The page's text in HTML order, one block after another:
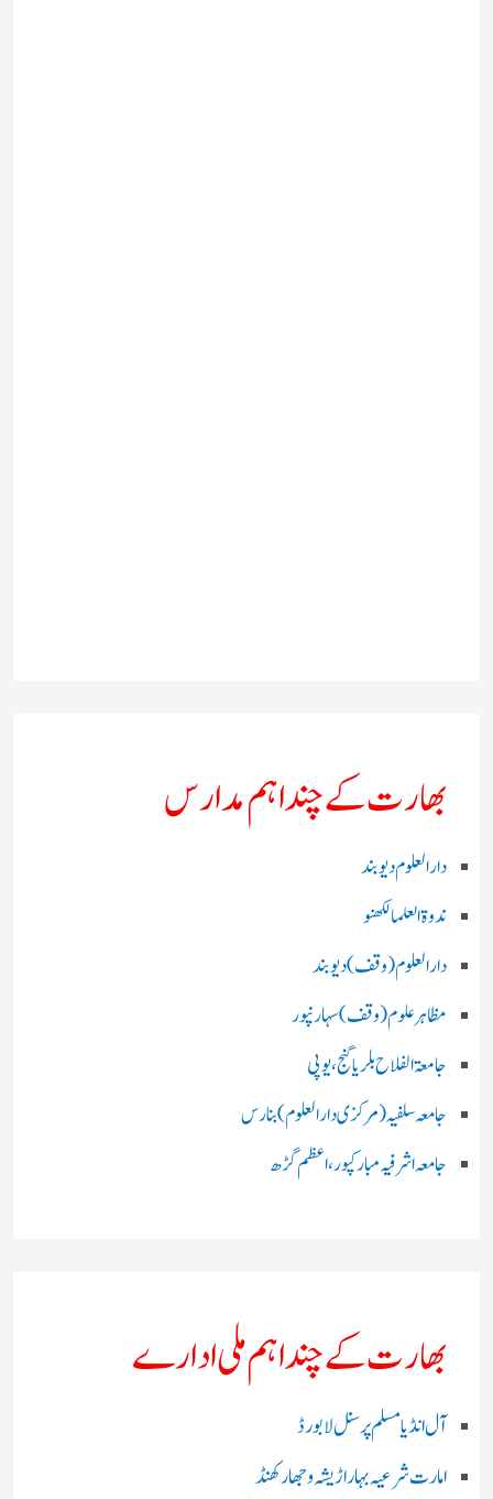
بھارت کے چند اہم مدارس
دارالعلوم دیوبند
ندوۃالعلما لکھنو
دارالعلوم (وقف)دیوبند
مظاہرعلوم (وقف)سہارنپور
جامعۃ الفلاح بلریاگنج،یوپی
جامعہ سلفیہ(مرکزی دارالعلوم )بنارس
جامعہ اشرفیہ مبارکپور،اعظم گڑھ
بھارت کے چند اہم ملی ادارے
آل انڈیا مسلم پرسنل لا بورڈ
امارت شرعیہ بہار اڑیشہ و جھارکھنڈ